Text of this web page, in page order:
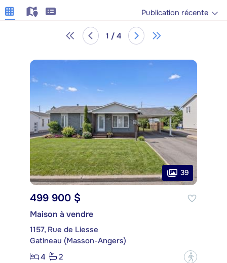
Publication récente
1 / 4
39
499 900 $
Maison à vendre
1157, Rue de Liesse
Gatineau (Masson-Angers)
4
2 ?